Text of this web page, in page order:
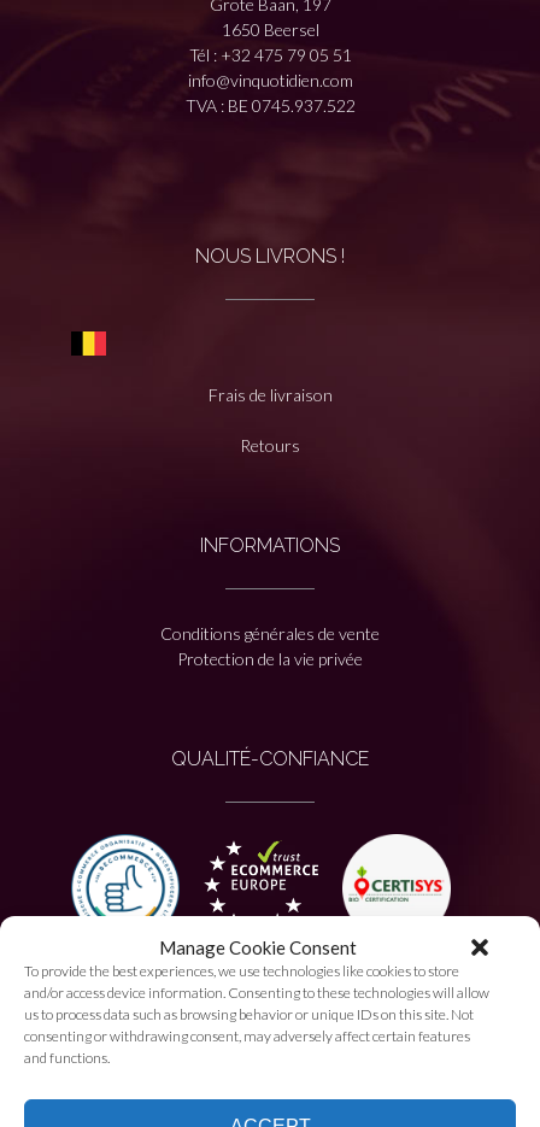
Manage Cookie Consent
To provide the best experiences, we use technologies like cookies to store
and/or access device information. Consenting to these technologies will allow
us to process data such as browsing behavior or unique IDs on this site. Not
consenting or withdrawing consent, may adversely affect certain features
and functions.
1650 Beersel
Tél : +32 475 79 05 51
info@vinquotidien.com
TVA : BE 0745.937.522
NOUS LIVRONS !
Frais de livraison
Retours
INFORMATIONS
Conditions générales de vente
Protection de la vie privée
QUALITÉ-CONFIANCE
PAIEMENT AUTORISÉ